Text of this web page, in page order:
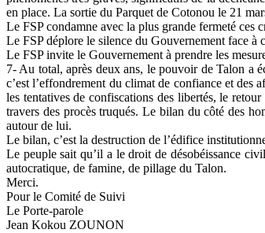
en place. La sortie du Parquet de Cotonou le 21
Le FSP condamne avec la plus grande fermeté ces
Le FSP déplore le silence du Gouvernement face à
Le FSP invite le Gouvernement à prendre les
7- Au total, après deux ans, le pouvoir de Talon a
c’est l’effondrement du climat de confiance et des
les tentatives de confiscations des libertés, le
travers des procès truqués. Le bilan du côté des
autour de lui.
Le bilan, c’est la destruction de l’édifice
Le peuple sait qu’il a le droit de désobéissance
autocratique, de famine, de pillage du Talon.
Merci.
Pour le Comité de Suivi
Le Porte-parole
Jean Kokou ZOUNON